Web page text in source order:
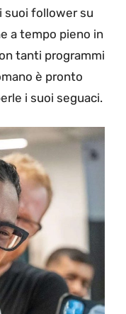
suoi follower su
a tempo pieno in
tanti programmi
è pronto
i suoi seguaci.